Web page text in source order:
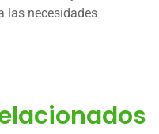
las necesidades